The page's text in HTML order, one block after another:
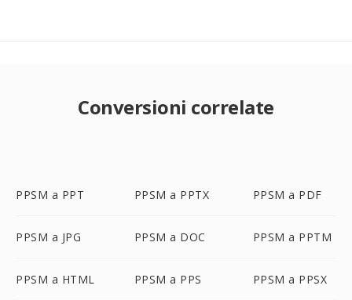
Conversioni correlate
PPSM a PPT PPSM a PPTX PPSM a PDF
PPSM a JPG PPSM a DOC PPSM a PPTM
PPSM a HTML PPSM a PPS PPSM a PPSX